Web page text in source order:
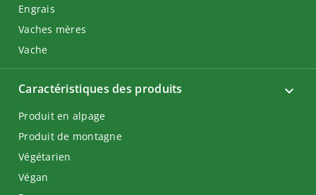
Engrais
Vaches mères
Vache
Caractéristiques des produits
Produit en alpage
Produit de montagne
Végétarien
Végan